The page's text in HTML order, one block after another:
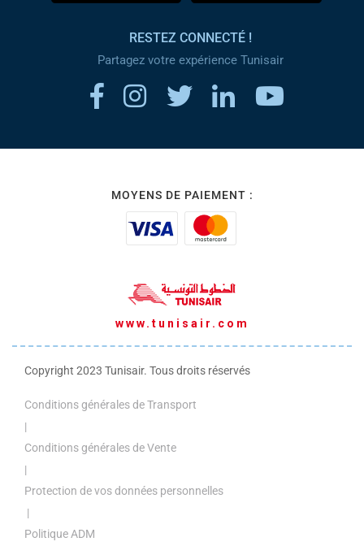
RESTEZ CONNECTÉ !
Partagez votre expérience Tunisair
MOYENS DE PAIEMENT :
www.tunisair.com
Copyright 2023 Tunisair. Tous droits réservés
Conditions générales de Transport
|
Conditions générales de Vente
|
Protection de vos données personnelles
|
Politique ADM